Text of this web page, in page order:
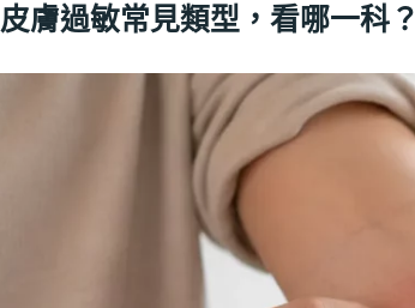
皮膚過敏常見類型，看哪一科？